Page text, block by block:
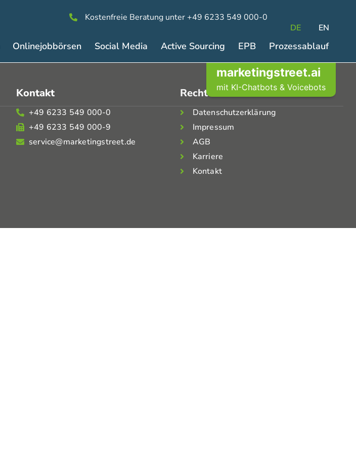
Kostenfreie Beratung unter +49 6233 549 000-0
DE
EN
Onlinejobbörsen Social Media Active Sourcing EPB Prozessablauf
marketingstreet.ai
mit KI-Chatbots & Voicebots
Kontakt
+49 6233 549 000-0
+49 6233 549 000-9
service@marketingstreet.de
Rechtliches
Datenschutzerklärung
Impressum
AGB
Karriere
Kontakt